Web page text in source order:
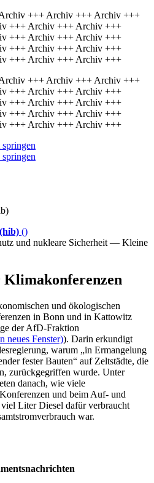
+++ Archiv +++ Archiv +++
+++ Archiv +++ Archiv +++
+++ Archiv +++ Archiv +++
+++ Archiv +++ Archiv +++
+++ Archiv +++ Archiv +++
+++ Archiv +++ Archiv +++
+++ Archiv +++ Archiv +++
+++ Archiv +++ Archiv +++
+++ Archiv +++ Archiv +++
+++ Archiv +++ Archiv +++
()
und nukleare Sicherheit — Kleine
Klimakonferenzen
und ökologischen
in Bonn und in Kattowitz
der AfD-Fraktion
neues Fenster)). Darin erkundigt
warum „in Ermangelung
fester Bauten“ auf Zeltstädte, die
zurückgegriffen wurde. Unter
danach, wie viele
und beim Auf- und
Liter Diesel dafür verbraucht
war.